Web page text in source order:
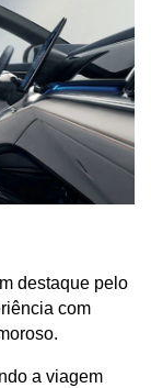
destaque pelo
com
a viagem